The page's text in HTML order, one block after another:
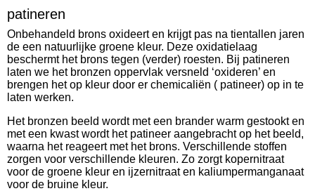
patineren
Onbehandeld brons oxideert en krijgt pas na tientallen jaren
de een natuurlijke groene kleur. Deze oxidatielaag
beschermt het brons tegen (verder) roesten. Bij patineren
laten we het bronzen oppervlak versneld ‘oxideren’ en
brengen het op kleur door er chemicaliën ( patineer) op in te
laten werken.
Het bronzen beeld wordt met een brander warm gestookt en
met een kwast wordt het patineer aangebracht op het beeld,
waarna het reageert met het brons. Verschillende stoffen
zorgen voor verschillende kleuren. Zo zorgt kopernitraat
voor de groene kleur en ijzernitraat en kaliumpermanganaat
voor de bruine kleur.